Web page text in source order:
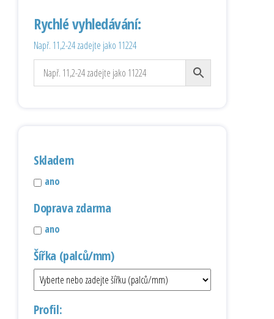
Rychlé vyhledávání:
Např. 11,2-24 zadejte jako 11224
Skladem
ano
Doprava zdarma
ano
Šířka (palců/mm)
Profil: